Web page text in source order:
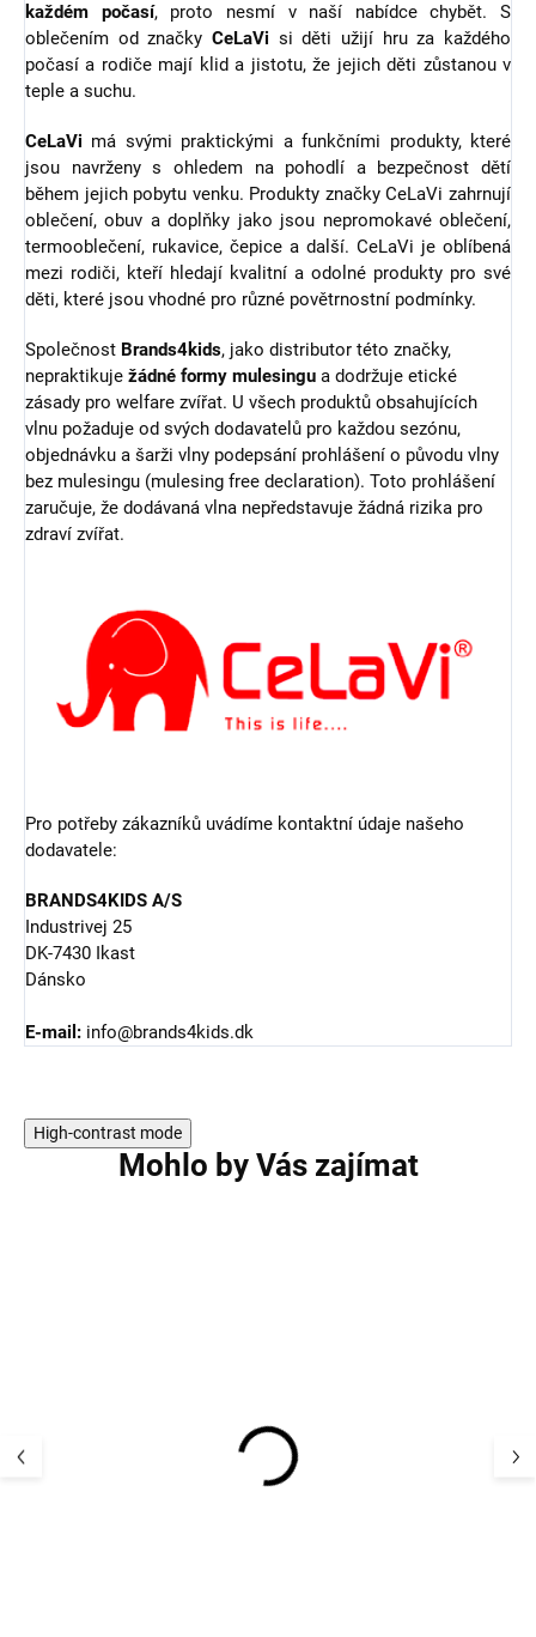
každém počasí, proto nesmí v naší nabídce chybět. S
oblečením od značky CeLaVi si děti užijí hru za každého
počasí a rodiče mají klid a jistotu, že jejich děti zůstanou v
teple a suchu.
CeLaVi má svými praktickými a funkčními produkty, které
jsou navrženy s ohledem na pohodlí a bezpečnost dětí
během jejich pobytu venku. Produkty značky CeLaVi zahrnují
oblečení, obuv a doplňky jako jsou nepromokavé oblečení,
termooblečení, rukavice, čepice a další. CeLaVi je oblíbená
mezi rodiči, kteří hledají kvalitní a odolné produkty pro své
děti, které jsou vhodné pro různé povětrnostní podmínky.
Společnost Brands4kids, jako distributor této značky,
nepraktikuje žádné formy mulesingu a dodržuje etické
zásady pro welfare zvířat. U všech produktů obsahujících
vlnu požaduje od svých dodavatelů pro každou sezónu,
objednávku a šarži vlny podepsání prohlášení o původu vlny
bez mulesingu (mulesing free declaration). Toto prohlášení
zaručuje, že dodávaná vlna nepředstavuje žádná rizika pro
zdraví zvířat.
Pro potřeby zákazníků uvádíme kontaktní údaje našeho
dodavatele:
BRANDS4KIDS A/S
Industrivej 25
DK-7430 Ikast
Dánsko
E-mail: info@brands4kids.dk
High-contrast mode
Mohlo by Vás zajímat